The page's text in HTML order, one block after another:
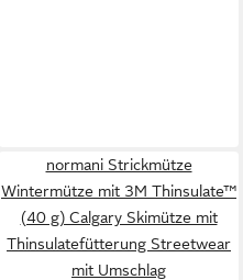
normani Strickmütze
Wintermütze mit 3M Thinsulate™
(40 g) Calgary Skimütze mit
Thinsulatefütterung Streetwear
mit Umschlag